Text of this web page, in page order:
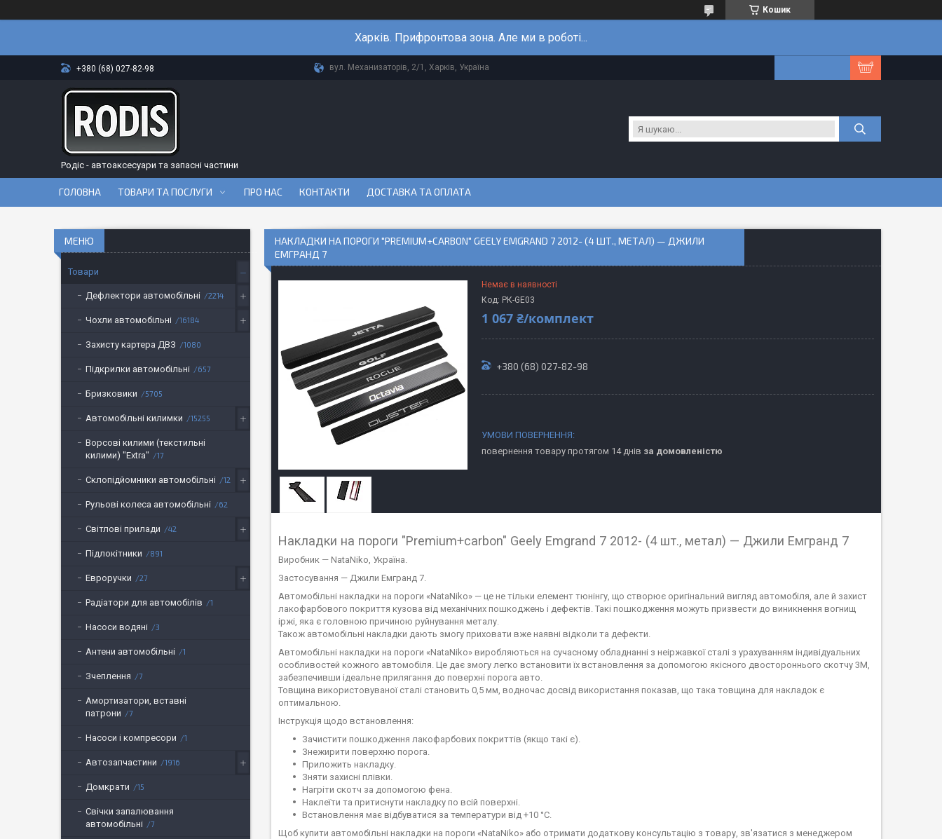
Кошик
Харків. Прифронтова зона. Але ми в роботі...
+380 (68) 027-82-98 вул. Механизаторів, 2/1, Харків, Україна
Родіс - автоаксесуари та запасні частини
ГОЛОВНА ТОВАРИ ТА ПОСЛУГИ ПРО НАС КОНТАКТИ ДОСТАВКА ТА ОПЛАТА
НАКЛАДКИ НА ПОРОГИ "PREMIUM+CARBON" GEELY EMGRAND 7 2012- (4 ШТ., МЕТАЛ) — ДЖИЛИ
ЕМГРАНД 7
Немає в наявності
Код: PК-GE03
1 067 ₴/комплект
+380 (68) 027-82-98
повернення товару протягом 14 днів за домовленістю
Накладки на пороги "Premium+carbon" Geely Emgrand 7 2012- (4 шт., метал) — Джили Емгранд 7
Виробник — NataNiko, Україна.
Застосування — Джили Емгранд 7.
Автомобільні накладки на пороги «NataNiko» — це не тільки елемент тюнінгу, що створює оригінальний вигляд автомобіля, але й захист
лакофарбового покриття кузова від механічних пошкоджень і дефектів. Такі пошкодження можуть призвести до виникнення вогнищ
іржі, яка є головною причиною руйнування металу.
Також автомобільні накладки дають змогу приховати вже наявні відколи та дефекти.
Автомобільні накладки на пороги «NataNiko» виробляються на сучасному обладнанні з неіржавкої сталі з урахуванням індивідуальних
особливостей кожного автомобіля. Це дає змогу легко встановити їх встановлення за допомогою якісного двостороннього скотчу 3M,
забезпечивши ідеальне прилягання до поверхні порога авто.
Товщина використовуваної сталі становить 0,5 мм, водночас досвід використання показав, що така товщина для накладок є
оптимальною.
Інструкція щодо встановлення:
Зачистити пошкодження лакофарбових покриттів (якщо такі є).
Знежирити поверхню порога.
Приложить накладку.
Зняти захисні плівки.
Нагріти скотч за допомогою фена.
Наклеїти та притиснути накладку по всій поверхні.
Встановлення має відбуватися за температури від +10 °C.
Щоб купити автомобільні накладки на пороги «NataNiko» або отримати додаткову консультацію з товару, зв'язатися з менеджером
Товари
Дефлектори автомобільні 2214
Чохли автомобільні 16184
Захисту картера ДВЗ 1080
Підкрилки автомобільні 657
Бризковики 5705
Автомобільні килимки 15255
Ворсові килими (текстильні
килими) "Extra"
17
Склопідйомники автомобільні 12
Рульові колеса автомобільні 62
Світлові прилади 42
Підлокітники 891
Евроручки 27
Радіатори для автомобілів 1
Насоси водяні 3
Антени автомобільні 1
Зчеплення 7
Амортизатори, вставні
патрони
7
Насоси і компресори 1
Автозапчастини 1916
Домкрати 15
Свічки запалювання
автомобільні
7